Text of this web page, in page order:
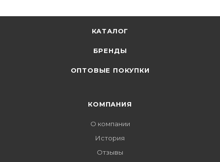
КАТАЛОГ
БРЕНДЫ
ОПТОВЫЕ ПОКУПКИ
КОМПАНИЯ
О компании
История
Отзывы